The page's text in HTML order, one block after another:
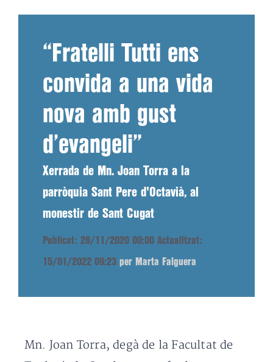
“Fratelli Tutti ens
convida a una vida
nova amb gust
d’evangeli”
Xerrada de Mn. Joan Torra a la
parròquia Sant Pere d'Octavià, al
monestir de Sant Cugat
Publicat: 26/11/2020 00:00 Actualitzat:
15/01/2022 09:23 per Marta Falguera
Mn. Joan Torra, degà de la Facultat de